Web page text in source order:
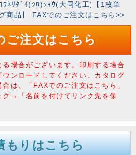
ﾈﾘﾀﾞｲ(ｼﾛ)ｼｮｳ(大同化工)【1枚単
商品】 FAXでのご注文はこちら>>
ご注文はこちら
場合がございます。印刷する場合
ンロードしてください。カタログ
は、「FAXでのご注文はこちら」
ク→「名前を付けてリンク先を保
もりはこちら